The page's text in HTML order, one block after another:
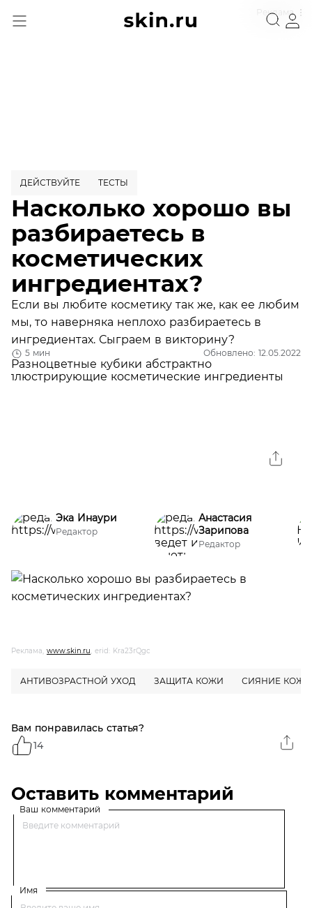
Реклама
5 мин Обновлено: 12.05.2022
ДЕЙСТВУЙТЕ ТЕСТЫ
Насколько хорошо вы
разбираетесь в
косметических
ингредиентах?
Если вы любите косметику так же, как ее любим
мы, то наверняка неплохо разбираетесь в
ингредиентах. Сыграем в викторину?
Эка Инаури
Редактор
Анастасия
Зарипова
Редактор
Реклама, www.skin.ru, erid: Kra23rQgc
АНТИВОЗРАСТНОЙ УХОД ЗАЩИТА КОЖИ СИЯНИЕ КОЖИ
Вам понравилась статья?
14
Оставить комментарий
Ваш комментарий
Имя